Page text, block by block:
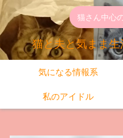
猫さん中心
猫と夫と気まま
気になる情報系
私のアイドル